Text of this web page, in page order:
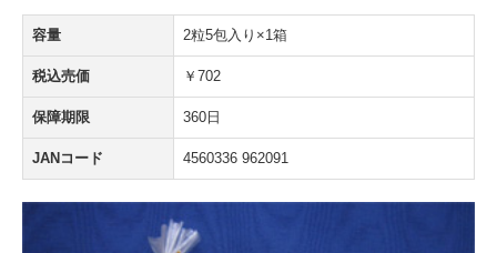
容量 2粒5包入り×1箱
税込売価 ￥702
保障期限 360日
JANコード 4560336 962091